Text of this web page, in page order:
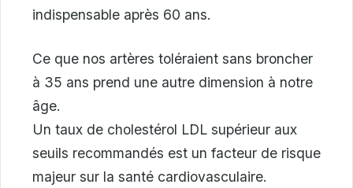
indispensable après 60 ans.
Ce que nos artères toléraient sans broncher
à 35 ans prend une autre dimension à notre
âge.
Un taux de cholestérol LDL supérieur aux
seuils recommandés est un facteur de risque
majeur sur la santé cardiovasculaire.